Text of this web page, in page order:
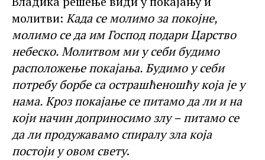
молитви: Када се молимо за покојне,
молимо се да им Господ подари Царство
небеско. Молитвом ми у себи будимо
расположење покајања. Будимо у себи
потребу борбе са острашћеношћу која је у
нама. Кроз покајање се питамо да ли и на
који начин доприносимо злу –питамо се
да ли продужавамо спиралу зла која
постоји у овом свету.